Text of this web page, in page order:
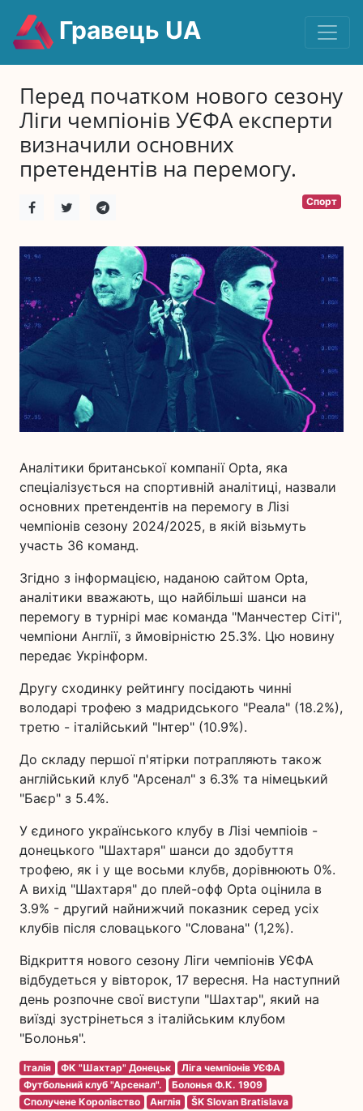
Гравець UA
Перед початком нового сезону
Ліги чемпіонів УЄФА експерти
визначили основних
претендентів на перемогу.
Спорт
Аналітики британської компанії Opta, яка
спеціалізується на спортивній аналітиці, назвали
основних претендентів на перемогу в Лізі
чемпіонів сезону 2024/2025, в якій візьмуть
участь 36 команд.
Згідно з інформацією, наданою сайтом Opta,
аналітики вважають, що найбільші шанси на
перемогу в турнірі має команда "Манчестер Сіті",
чемпіони Англії, з ймовірністю 25.3%. Цю новину
передає Укрінформ.
Другу сходинку рейтингу посідають чинні
володарі трофею з мадридського "Реала" (18.2%),
третю - італійський "Інтер" (10.9%).
До складу першої п'ятірки потрапляють також
англійський клуб "Арсенал" з 6.3% та німецький
"Баєр" з 5.4%.
У єдиного українського клубу в Лізі чемпіоів -
донецького "Шахтаря" шанси до здобуття
трофею, як і у ще восьми клубв, дорівнюють 0%.
А вихід "Шахтаря" до плей-офф Opta оцінила в
3.9% - другий найнижчий показник серед усіх
клубів після словацького "Слована" (1,2%).
Відкриття нового сезону Ліги чемпіонів УЄФА
відбудеться у вівторок, 17 вересня. На наступний
день розпочне свої виступи "Шахтар", який на
виїзді зустрінеться з італійським клубом
"Болонья".
Італія ФК "Шахтар" Донецьк
Ліга чемпіонів УЄФА
Футбольний клуб "Арсенал".
Болонья Ф.К. 1909
Сполучене Королівство
Англія
ŠK Slovan Bratislava